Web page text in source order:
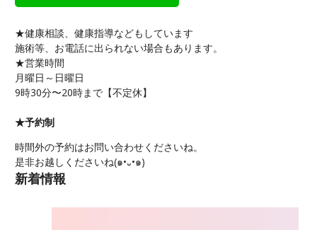
★健康相談、健康指導などもしています
施術等、お電話に出られない場合もあります。
★営業時間
月曜日～日曜日
9時30分〜20時まで【不定休】
★予約制
時間外の予約はお問い合わせくださいね。
是非お越しくださいね(๑•᎑•๑)
新着情報